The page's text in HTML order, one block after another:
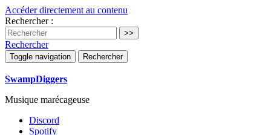
Accéder directement au contenu
Rechercher :
Rechercher
Toggle navigation Rechercher
SwampDiggers
Musique marécageuse
Discord
Spotify